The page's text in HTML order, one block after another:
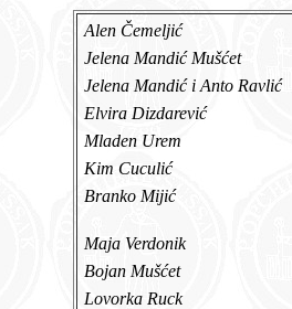
Alen Čemeljić
Jelena Mandić Mušćet
Jelena Mandić i Anto Ravlić
Elvira Dizdarević
Mladen Urem
Kim Cuculić
Branko Mijić
Maja Verdonik
Bojan Mušćet
Lovorka Ruck